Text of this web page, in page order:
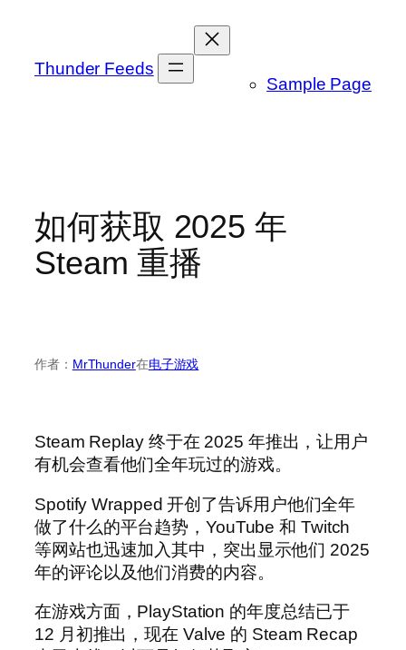
Thunder Feeds
Sample Page
如何获取 2025 年
Steam 重播
作者： MrThunder在电子游戏
Steam Replay 终于在 2025 年推出，让用户
有机会查看他们全年玩过的游戏。
Spotify Wrapped 开创了告诉用户他们全年
做了什么的平台趋势，YouTube 和 Twitch
等网站也迅速加入其中，突出显示他们 2025
年的评论以及他们消费的内容。
在游戏方面，PlayStation 的年度总结已于
12 月初推出，现在 Valve 的 Steam Recap